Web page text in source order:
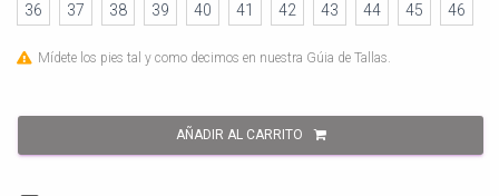
36 37 38 39 40 41 42 43 44 45 46
Mídete los pies tal y como decimos en nuestra Gúia de Tallas.
AÑADIR AL CARRITO